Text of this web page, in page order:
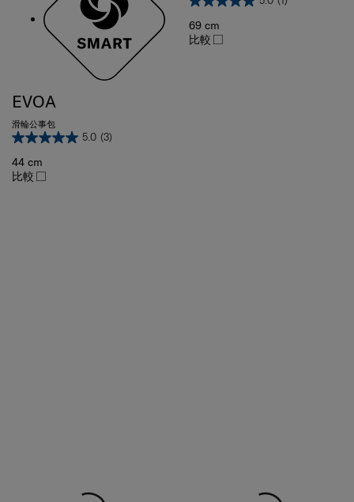
滑輪公事包
44 cm
比較
69 cm
比較